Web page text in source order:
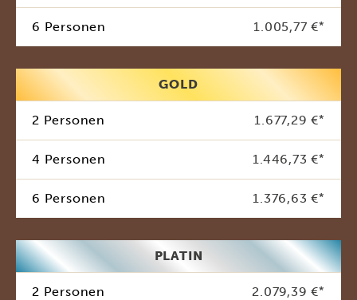
6 Personen 1.005,77 €*
GOLD
2 Personen 1.677,29 €*
4 Personen 1.446,73 €*
6 Personen 1.376,63 €*
PLATIN
2 Personen 2.079,39 €*